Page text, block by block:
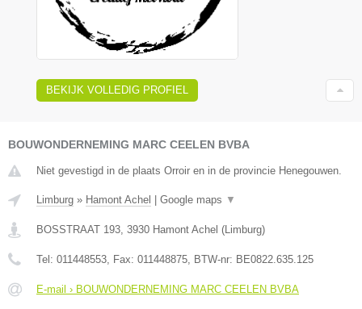
BEKIJK VOLLEDIG PROFIEL
BOUWONDERNEMING MARC CEELEN BVBA
Niet gevestigd in de plaats Orroir en in de provincie Henegouwen.
Limburg » Hamont Achel Google maps ▼
BOSSTRAAT 193 3930 Hamont Achel ( Limburg)
Tel: 011448553 , Fax: 011448875 , BTW-nr: BE0822.635.125
E-mail › BOUWONDERNEMING MARC CEELEN BVBA